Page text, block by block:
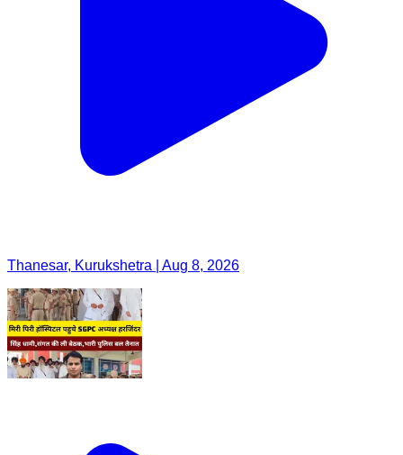
Thanesar, Kurukshetra | Aug 8, 2026